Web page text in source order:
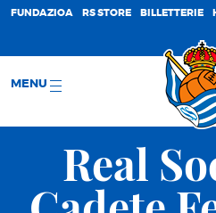
FUNDAZIOA RS STORE BILLETTERIE
MENU
Real